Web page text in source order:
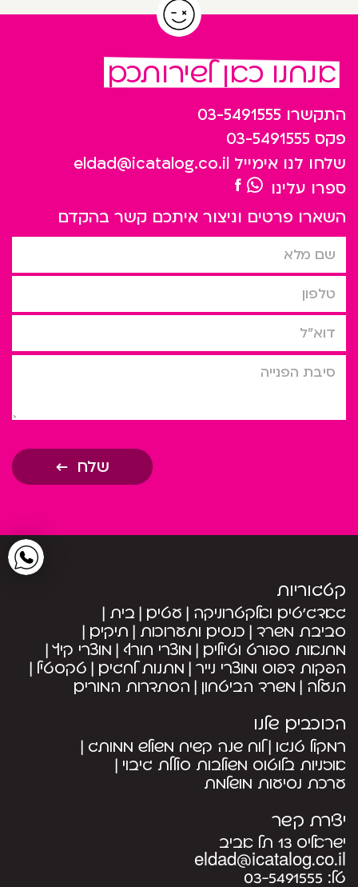
אנחנו כאן לשירותכם
התקשרו 03-5491555
פקס 03-5491555
שלחו לנו אימייל eldad@icatalog.co.il
ספרו עלינו
השארו פרטים וניצור איתכם קשר בהקדם
שם מלא
טלפון
דוא”ל
סיבת הפניה
שלח
קטגוריות
גאדג’טים ואלקטרוניקה עטים בית
סביבת משרד כנסים ותערוכות תיקים
מחנאות ספורט וטיולים מוצרי חורף מוצרי קיץ
הפקות דפוס ומוצרי נייר מתנות לחגים טקסטיל
הנעלה משרד הביטחון הסתדרות המורים
הכוכבים שלנו
רמקול טנגו לוח שנה קשיח משולש ממותג
אוזניות בלוטוס משולבות סוללת גיבוי
ערכת נסיעות מושלמת
יצירת קשר
ישראליס 13 תל אביב
eldad@icatalog.co.il
טל: 03-5491555